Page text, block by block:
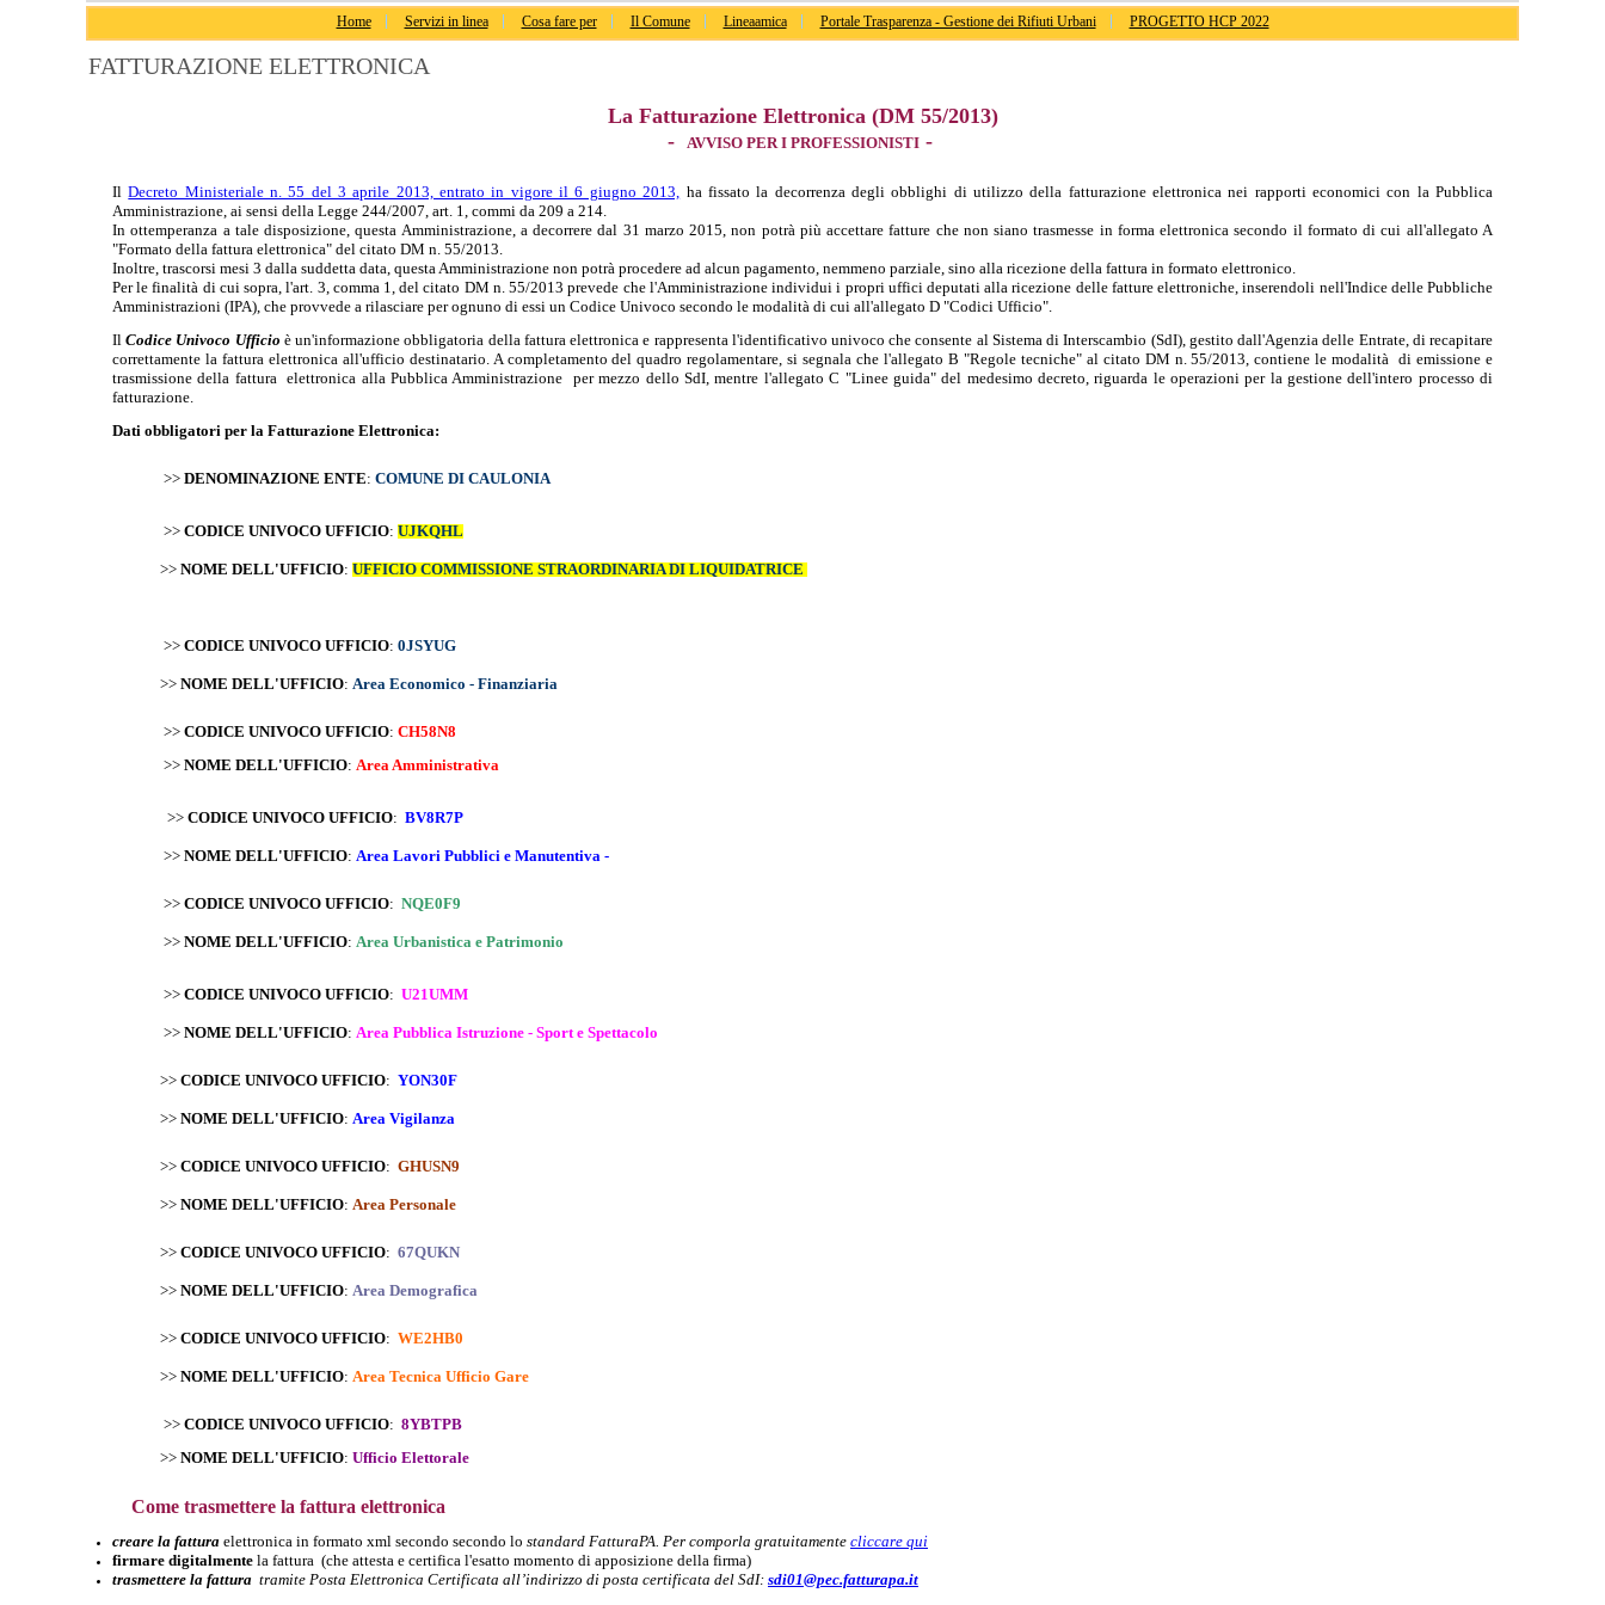
Home Servizi in linea Cosa fare per Il Comune Lineaamica Portale Trasparenza - Gestione dei Rifiuti Urbani PROGETTO HCP 2022
FATTURAZIONE ELETTRONICA
La Fatturazione Elettronica (DM 55/2013)
-
AVVISO PER I PROFESSIONISTI-
IlDecreto Ministeriale n. 55 del 3 aprile 2013, entrato in vigore il 6 giugno 2013, ha fissato la decorrenza degli obblighi di utilizzo della fatturazione elettronica nei rapporti economici con la Pubblica
Amministrazione, ai sensi della Legge 244/2007, art. 1, commi da 209 a 214.
In ottemperanza a tale disposizione, questa Amministrazione, a decorrere dal 31 marzo 2015, non potrà più accettare fatture che non siano trasmesse in forma elettronica secondo il formato di cui all'allegato A
"Formato della fattura elettronica" del citato DM n. 55/2013.
Inoltre, trascorsi mesi 3 dalla suddetta data, questa Amministrazione non potrà procedere ad alcun pagamento, nemmeno parziale, sino alla ricezione della fattura in formato elettronico.
Per le finalità di cui sopra, l'art. 3, comma 1, del citato DM n. 55/2013 prevede che l'Amministrazione individui i propri uffici deputati alla ricezione delle fatture elettroniche, inserendoli nell'Indice delle Pubbliche
Amministrazioni (IPA), che provvede a rilasciare per ognuno di essi un Codice Univoco secondo le modalità di cui all'allegato D "Codici Ufficio".
IlCodice Univoco Ufficio è un'informazione obbligatoria della fattura elettronica e rappresenta l'identificativo univoco che consente al Sistema di Interscambio (SdI), gestito dall'Agenzia delle Entrate, di recapitare
correttamente la fattura elettronica all'ufficio destinatario. A completamento del quadro regolamentare, si segnala che l'allegato B "Regole tecniche" al citato DM n. 55/2013, contiene le modalità di emissione e
trasmissione della fattura elettronica alla Pubblica Amministrazione per mezzo dello SdI, mentre l'allegato C "Linee guida" del medesimo decreto, riguarda le operazioni per la gestione dell'intero processo di
fatturazione.
Dati obbligatori per la Fatturazione Elettronica:
>> DENOMINAZIONE ENTE: COMUNE DI CAULONIA
>> CODICE UNIVOCO UFFICIO: UJKQHL
>> NOME DELL'UFFICIO: UFFICIO COMMISSIONE STRAORDINARIA DI LIQUIDATRICE
>> CODICE UNIVOCO UFFICIO: 0JSYUG
>> NOME DELL'UFFICIO: Area Economico - Finanziaria
>> CODICE UNIVOCO UFFICIO: CH58N8
>> NOME DELL'UFFICIO: Area Amministrativa
>> CODICE UNIVOCO UFFICIO: BV8R7P
>> NOME DELL'UFFICIO: Area Lavori Pubblici e Manutentiva -
>> CODICE UNIVOCO UFFICIO: NQE0F9
>> NOME DELL'UFFICIO: Area Urbanistica e Patrimonio
>> CODICE UNIVOCO UFFICIO: U21UMM
>> NOME DELL'UFFICIO: Area Pubblica Istruzione - Sport e Spettacolo
>> CODICE UNIVOCO UFFICIO: YON30F
>> NOME DELL'UFFICIO: Area Vigilanza
>> CODICE UNIVOCO UFFICIO: GHUSN9
>> NOME DELL'UFFICIO: Area Personale
>> CODICE UNIVOCO UFFICIO: 67QUKN
>> NOME DELL'UFFICIO: Area Demografica
>> CODICE UNIVOCO UFFICIO: WE2HB0
>> NOME DELL'UFFICIO: Area Tecnica Ufficio Gare
>> CODICE UNIVOCO UFFICIO: 8YBTPB
>> NOME DELL'UFFICIO: Ufficio Elettorale
Come trasmettere la fattura elettronica
creare la fattura elettronica in formato xml secondo secondo lo standard FatturaPA. Per comporla gratuitamente cliccare qui
firmare digitalmente la fattura (che attesta e certifica l'esatto momento di apposizione della firma)
trasmettere la fattura tramite Posta Elettronica Certificata all’indirizzo di posta certificata del SdI: sdi01@pec.fatturapa.it